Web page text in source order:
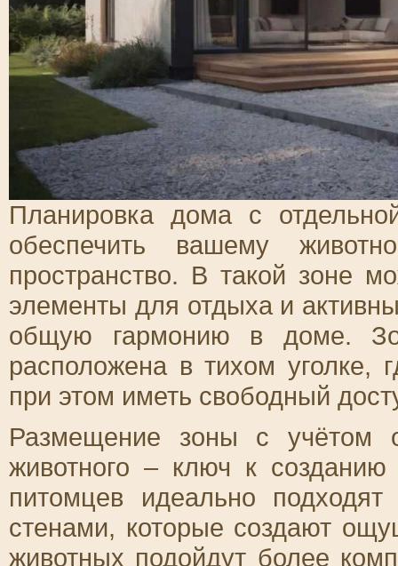
Планировка дома с
обеспечить вашему
пространство. В такой зоне
элементы для отдыха и
общую гармонию в доме.
расположена в тихом уголке,
при этом иметь свободный
Размещение зоны с учётом
животного – ключ к
питомцев идеально
стенами, которые создают
животных подойдут более